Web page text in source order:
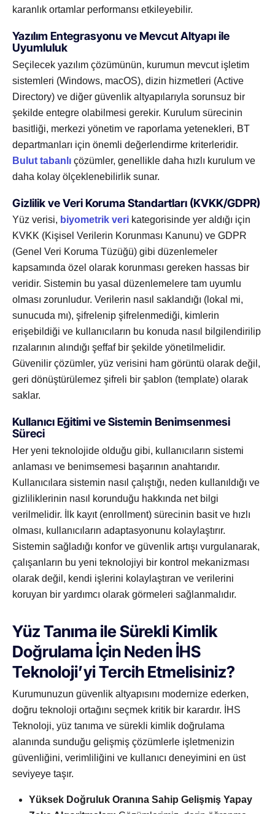
karanlık ortamlar performansı etkileyebilir.
Yazılım Entegrasyonu ve Mevcut Altyapı ile
Uyumluluk
Seçilecek yazılım çözümünün, kurumun mevcut işletim
sistemleri (Windows, macOS), dizin hizmetleri (Active
Directory) ve diğer güvenlik altyapılarıyla sorunsuz bir
şekilde entegre olabilmesi gerekir. Kurulum sürecinin
basitliği, merkezi yönetim ve raporlama yetenekleri, BT
departmanları için önemli değerlendirme kriterleridir.
Bulut tabanlı çözümler, genellikle daha hızlı kurulum ve
daha kolay ölçeklenebilirlik sunar.
Gizlilik ve Veri Koruma Standartları (KVKK/GDPR)
Yüz verisi, biyometrik veri kategorisinde yer aldığı için
KVKK (Kişisel Verilerin Korunması Kanunu) ve GDPR
(Genel Veri Koruma Tüzüğü) gibi düzenlemeler
kapsamında özel olarak korunması gereken hassas bir
veridir. Sistemin bu yasal düzenlemelere tam uyumlu
olması zorunludur. Verilerin nasıl saklandığı (lokal mi,
sunucuda mı), şifrelenip şifrelenmediği, kimlerin
erişebildiği ve kullanıcıların bu konuda nasıl bilgilendirilip
rızalarının alındığı şeffaf bir şekilde yönetilmelidir.
Güvenilir çözümler, yüz verisini ham görüntü olarak değil,
geri dönüştürülemez şifreli bir şablon (template) olarak
saklar.
Kullanıcı Eğitimi ve Sistemin Benimsenmesi
Süreci
Her yeni teknolojide olduğu gibi, kullanıcıların sistemi
anlaması ve benimsemesi başarının anahtarıdır.
Kullanıcılara sistemin nasıl çalıştığı, neden kullanıldığı ve
gizliliklerinin nasıl korunduğu hakkında net bilgi
verilmelidir. İlk kayıt (enrollment) sürecinin basit ve hızlı
olması, kullanıcıların adaptasyonunu kolaylaştırır.
Sistemin sağladığı konfor ve güvenlik artışı vurgulanarak,
çalışanların bu yeni teknolojiyi bir kontrol mekanizması
olarak değil, kendi işlerini kolaylaştıran ve verilerini
koruyan bir yardımcı olarak görmeleri sağlanmalıdır.
Yüz Tanıma ile Sürekli Kimlik
Doğrulama İçin Neden İHS
Teknoloji’yi Tercih Etmelisiniz?
Kurumunuzun güvenlik altyapısını modernize ederken,
doğru teknoloji ortağını seçmek kritik bir karardır. İHS
Teknoloji, yüz tanıma ve sürekli kimlik doğrulama
alanında sunduğu gelişmiş çözümlerle işletmenizin
güvenliğini, verimliliğini ve kullanıcı deneyimini en üst
seviyeye taşır.
Yüksek Doğruluk Oranına Sahip Gelişmiş Yapay